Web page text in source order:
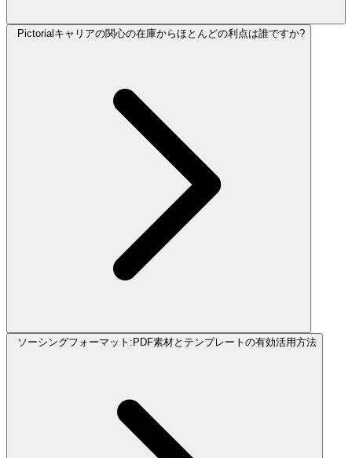
Pictorialキャリアの関心の在庫からほとんどの利点は誰ですか?
ソーシングフォーマット:PDF素材とテンプレートの有効活用方法